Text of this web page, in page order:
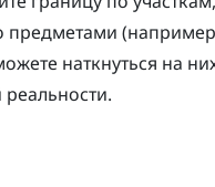
предметами
наткнуться на